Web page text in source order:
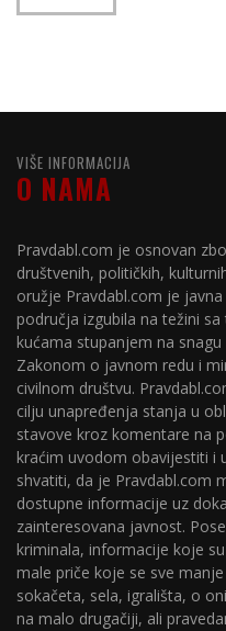
VIŠE INFORMACIJA
O NAMA
Pravdabl.com je osnovan
društvenih, političkih,
oružje Pravdabl.com je
područja izgubila na težini
kućama stupanjem na
Zakonom o javnom redu i
civilnom društvu.
cilju unapređenja stanja u
stavove kroz komentare na
kraćim uvodom obavijestiti i
shvatiti, da je Pravdabl.com
dostupne informacije uz
zainteresovana javnost.
kriminala, informacije koje
male priče koje se sve
sokačeta, sela, igrališta, o
na malo drugačiji, ali